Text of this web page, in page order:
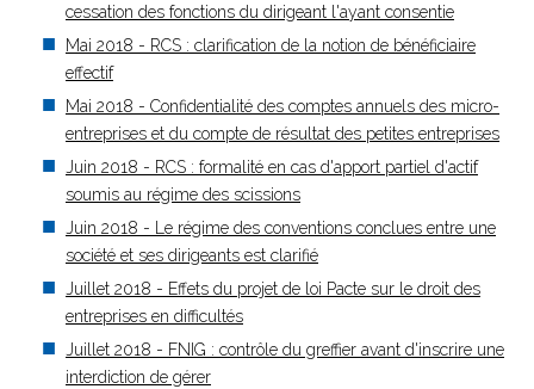
cessation des fonctions du dirigeant l'ayant consentie
Mai 2018 - RCS : clarification de la notion de bénéficiaire
effectif
Mai 2018 - Confidentialité des comptes annuels des micro-
entreprises et du compte de résultat des petites entreprises
Juin 2018 - RCS : formalité en cas d'apport partiel d'actif
soumis au régime des scissions
Juin 2018 - Le régime des conventions conclues entre une
société et ses dirigeants est clarifié
Juillet 2018 - Effets du projet de loi Pacte sur le droit des
entreprises en difficultés
Juillet 2018 - FNIG : contrôle du greffier avant d'inscrire une
interdiction de gérer